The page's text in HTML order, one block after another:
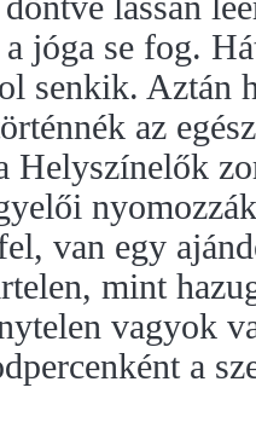
jóga se fog.
senkik. Aztán
az
Helyszínelők
van egy
mint
vagyok
a